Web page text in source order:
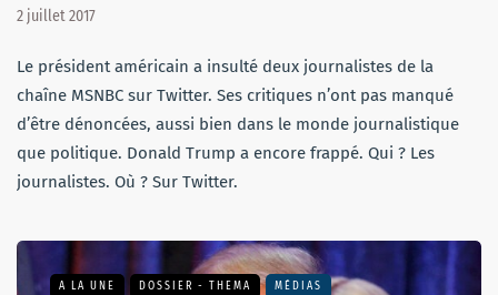
2 juillet 2017
Le président américain a insulté deux journalistes de la
chaîne MSNBC sur Twitter. Ses critiques n’ont pas manqué
d’être dénoncées, aussi bien dans le monde journalistique
que politique. Donald Trump a encore frappé. Qui ? Les
journalistes. Où ? Sur Twitter.
A LA UNE DOSSIER - THEMA MÉDIAS